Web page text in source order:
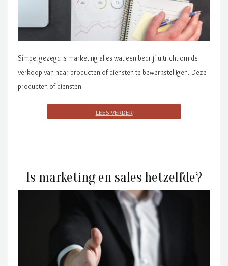
Simpel gezegd is marketing alles wat een bedrijf uitricht om de
verkoop van haar producten of diensten te bewerkstelligen. Deze
producten of diensten
Is marketing en sales hetzelfde?